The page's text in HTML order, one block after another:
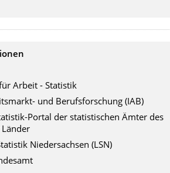
Arbeit - Statistik
und Berufsforschung (IAB)
Portal der statistischen Ämter des
Niedersachsen (LSN)